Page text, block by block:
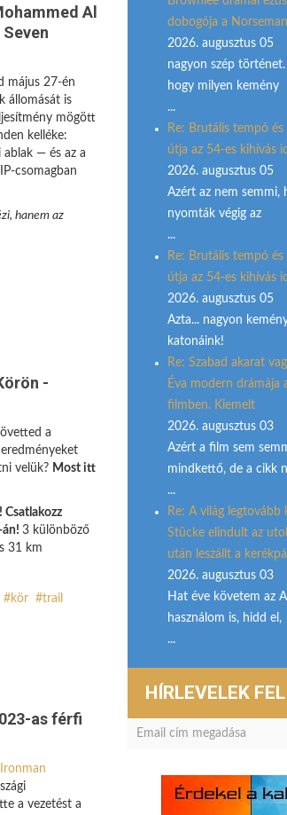
Al
május 27-én
állomását is
mögött
kelléke:
ablak — és az a
csomagban
hanem az
-
a
velük? Most itt
Csatlakozz
án! 3 különböző
31 km
kör
trail
as férfi
Ironman
a vezetést a
dobogója a
2026. augusztus 05
nagyon szép
hogy milyen kemény
...
Re: Brutális tempó
útja az 54-es kihívás
2026. augusztus 05
Azért az nem semmi,
nyomták végig az
...
Re: Brutális tempó
útja az 54-es kihívás
2026. augusztus 05
Azta... nagyon
katonáink!
Re: Szabad akarat
Éva modern drámája
filmben. Kiemelt
2026. augusztus 03
Azért a film sem
mindkettő, de a cikk
...
Re: A világ
Stücke elindult az
után leszállt a
2026. augusztus 03
Hat éve követem az
használom is, hidd el,
...
HÍRLEVELEK